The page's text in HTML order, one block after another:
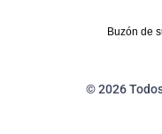
Buzón de
© 2026